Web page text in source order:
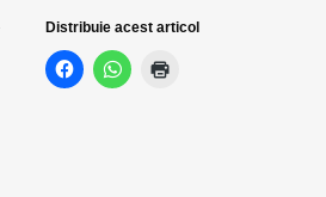
Distribuie acest articol